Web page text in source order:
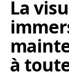
La
à